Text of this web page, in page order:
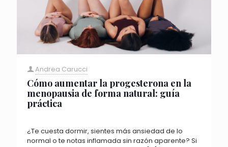
Andrea Carucci
Cómo aumentar la progesterona en la
menopausia de forma natural: guía
práctica
¿Te cuesta dormir, sientes más ansiedad de lo
normal o te notas inflamada sin razón aparente? Si